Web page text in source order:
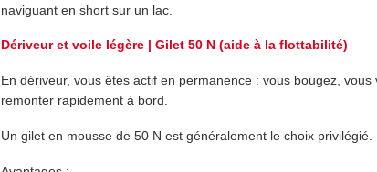
naviguant en short sur un lac.
Dériveur et voile légère | Gilet 50 N (aide à la flottabilité)
En dériveur, vous êtes actif en permanence : vous bougez,
remonter rapidement à bord.
Un gilet en mousse de 50 N est généralement le choix privilégié.